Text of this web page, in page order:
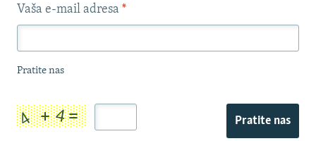
Vaša e-mail adresa *
Pratite nas
Pratite nas